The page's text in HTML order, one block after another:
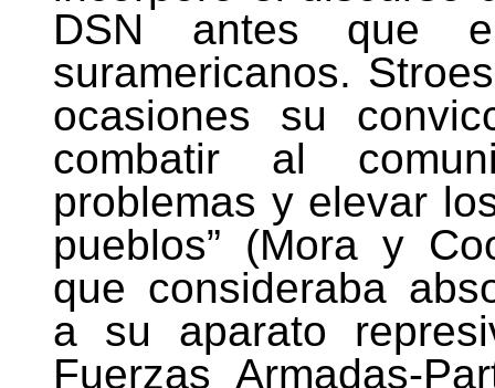
DSN antes que
suramericanos.
ocasiones su
combatir al
problemas y elevar
pueblos” (Mora y
que consideraba
a su aparato
Fuerzas Armadas-